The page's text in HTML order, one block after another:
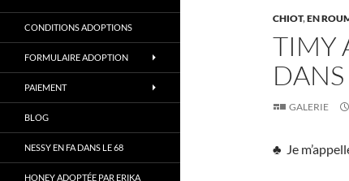
CHIOT,EN
TIMY
GALERIE
♣ Je
CONDITIONS ADOPTIONS
FORMULAIRE ADOPTION
PAIEMENT
BLOG
NESSY EN FA DANS LE 68
HONEY ADOPTÉE PAR ERIKA